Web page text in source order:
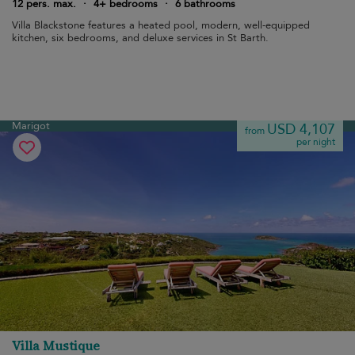
12 pers. max. · 4+ bedrooms · 6 bathrooms
Villa Blackstone features a heated pool, modern, well-equipped
kitchen, six bedrooms, and deluxe services in St Barth.
Marigot from USD 4,107
per night
Villa Mustique